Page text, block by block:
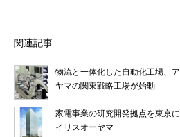
関連記事
物流と一体化した自動化工場、
ヤマの関東戦略工場が始動
家電事業の研究開発拠点を東京
イリスオーヤマ